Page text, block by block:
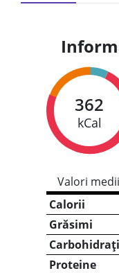
362
kCal
Valori
Calorii
Grăsimi
Carbohidrați
Proteine